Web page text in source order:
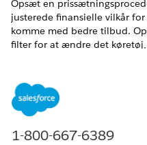
Opsæt en
justerede finansielle vilkår
komme med bedre tilbud.
filter for at ændre det
Tilgængelig i: Lightning
1-800-667-6389